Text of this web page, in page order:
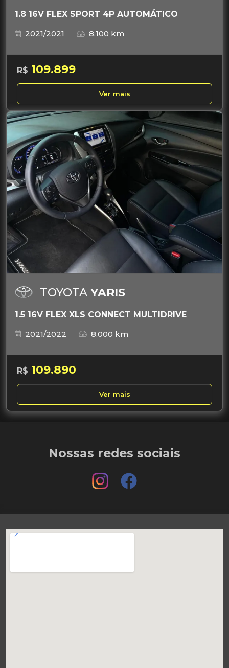
1.8 16V FLEX SPORT 4P AUTOMÁTICO
2021/2021
8.100 km
R$ 109.899
Ver mais
TOYOTA YARIS
1.5 16V FLEX XLS CONNECT MULTIDRIVE
2021/2022
8.000 km
R$ 109.890
Ver mais
Nossas redes sociais